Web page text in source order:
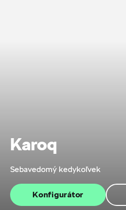
Karoq
Sebavedomý kedykoľvek
Konfigurátor